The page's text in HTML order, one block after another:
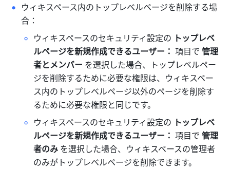
ウィキスペース内のトップレベルページを削除する場
合：
ウィキスペースのセキュリティ設定の トップレベ
ルページを新規作成できるユーザー： 項目で 管理
者とメンバー を選択した場合、トップレベルペー
ジを削除するために必要な権限は、ウィキスペー
ス内のトップレベルページ以外のページを削除す
るために必要な権限と同じです。
ウィキスペースのセキュリティ設定の トップレベ
ルページを新規作成できるユーザー： 項目で 管理
者のみ を選択した場合、ウィキスペースの管理者
のみがトップレベルページを削除できます。